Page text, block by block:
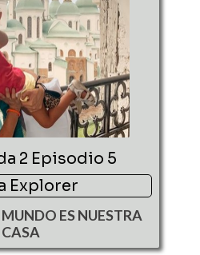
2 Episodio 5
Explorer
ES NUESTRA
CASA